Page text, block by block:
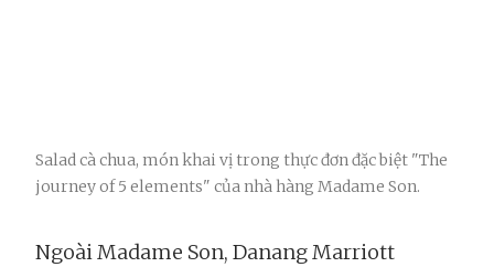
Salad cà chua, món khai vị trong thực đơn đặc biệt "The
journey of 5 elements" của nhà hàng Madame Son.
Ngoài Madame Son, Danang Marriott